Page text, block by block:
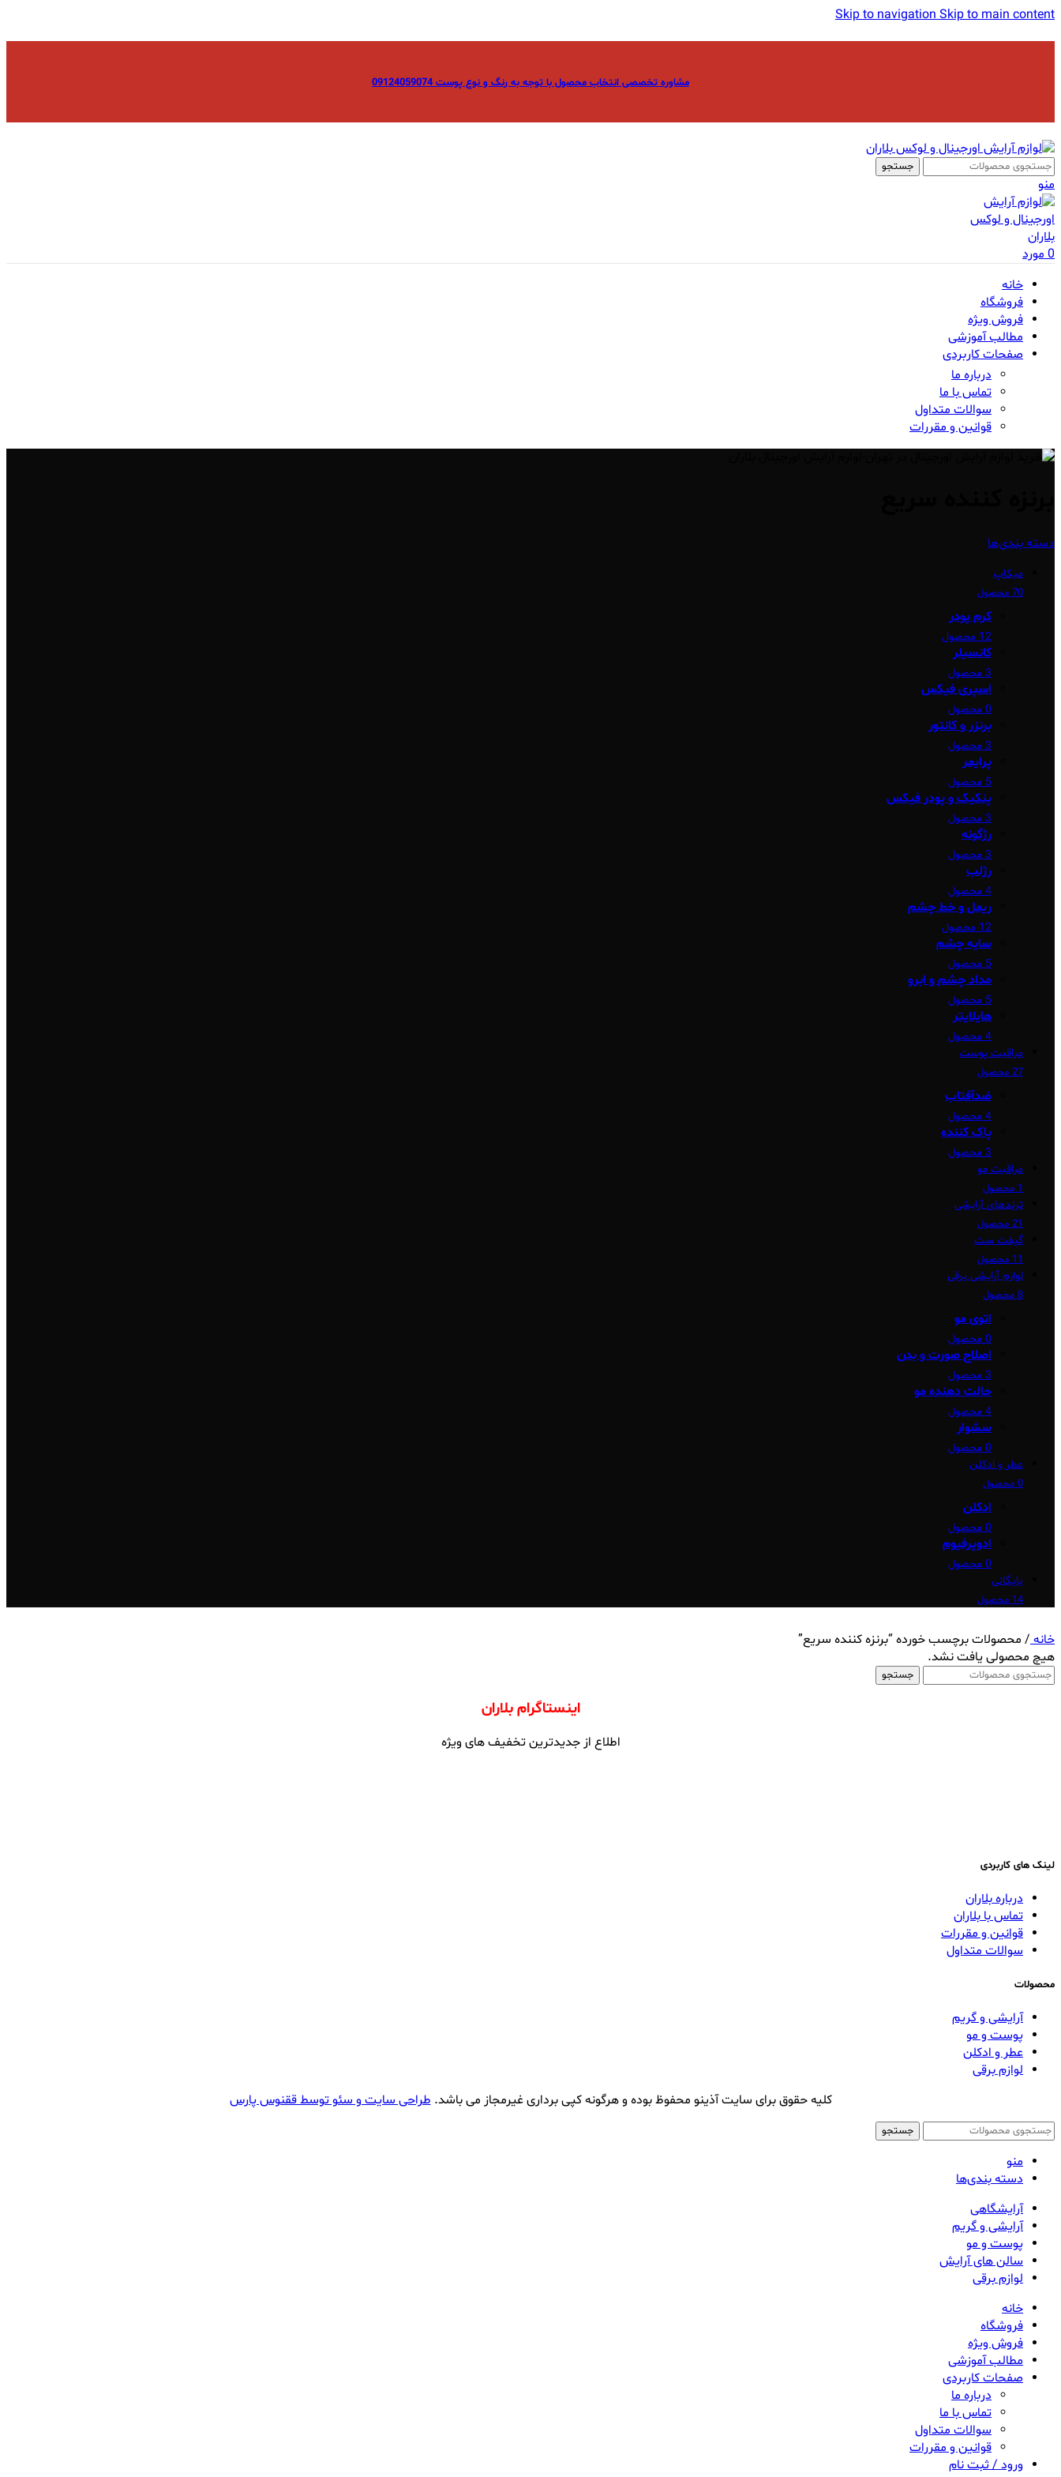
Skip to navigationSkip to main content
مشاوره تخصصی انتخاب محصول با توجه به رنگ و نوع پوست 09124059074
جستجو
منو
0مورد
خانه
فروشگاه
فروش ویژه
مطالب آموزشی
صفحات کاربردی
درباره ما
تماس با ما
سوالات متداول
قوانین و مقررات
دسته بندی‌ها
میکاپ
70 محصول
کرم پودر
12 محصول
کانسیلر
3 محصول
اسپری فیکس
0 محصول
برنزر و کانتور
3 محصول
پرایمر
5 محصول
پنکیک و پودر فیکس
3 محصول
رژگونه
3 محصول
رژلب
4 محصول
ریمل و خط چشم
12 محصول
سایه چشم
5 محصول
مداد چشم و ابرو
5 محصول
هایلایتر
4 محصول
مراقبت پوست
27 محصول
ضدآفتاب
4 محصول
پاک کننده
3 محصول
مراقبت مو
1 محصول
ترندهای آرایشی
21 محصول
گیفت ست
11 محصول
لوازم آرایشی برقی
8 محصول
اتوی مو
0 محصول
اصلاح صورت و بدن
3 محصول
حالت دهنده مو
4 محصول
سشوار
0 محصول
عطر و ادکلن
0 محصول
ادکلن
0 محصول
ادوپرفیوم
0 محصول
بایگانی
14 محصول
خانه/ محصولات برچسب خورده “برنزه‌ کننده‌ سریع”
هیچ محصولی یافت نشد.
جستجو
اینستاگرام بلاران
اطلاع از جدیدترین تخفیف های ویژه
لینک های کاربردی
درباره بلاران
تماس با بلاران
قوانین و مقررات
سوالات متداول
محصولات
آرایشی و گریم
پوست و مو
عطر و ادکلن
لوازم برقی
کلیه حقوق برای سایت آذینو محفوظ بوده و هرگونه کپی برداری غیرمجاز می باشد.طراحی سایت و سئو توسط ققنوس پارس
جستجو
منو
دسته بندی‌ها
آرایشگاهی
آرایشی و گریم
پوست و مو
سالن های آرایش
لوازم برقی
خانه
فروشگاه
فروش ویژه
مطالب آموزشی
صفحات کاربردی
درباره ما
تماس با ما
سوالات متداول
قوانین و مقررات
ورود / ثبت نام